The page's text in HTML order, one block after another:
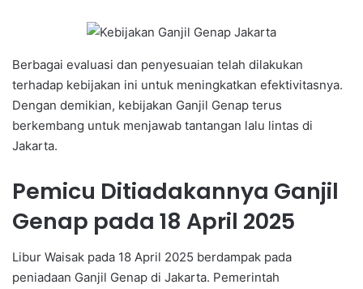
Berbagai evaluasi dan penyesuaian telah dilakukan
terhadap kebijakan ini untuk meningkatkan efektivitasnya.
Dengan demikian, kebijakan Ganjil Genap terus
berkembang untuk menjawab tantangan lalu lintas di
Jakarta.
Pemicu Ditiadakannya Ganjil
Genap pada 18 April 2025
Libur Waisak pada 18 April 2025 berdampak pada
peniadaan Ganjil Genap di Jakarta. Pemerintah